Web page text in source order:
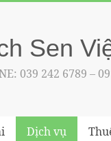
Sen
039 242 6789 –
Dịch vụ